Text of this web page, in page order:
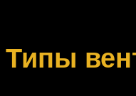
Типы